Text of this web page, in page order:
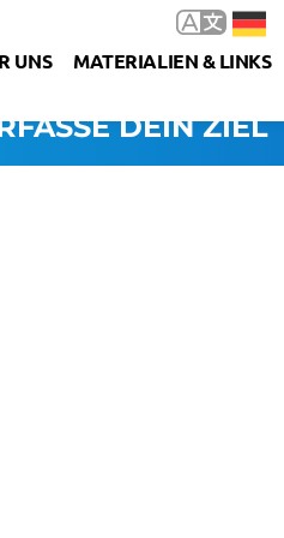
UNS MATERIALIEN & LINKS
DEIN ZIEL